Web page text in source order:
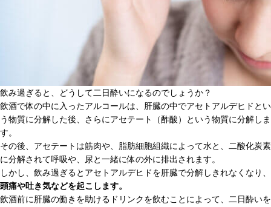
飲み過ぎると、どうして二日酔いになるのでしょうか？
飲酒で体の中に入ったアルコールは、肝臓の中でアセトアルデヒドとい
う物質に分解した後、さらにアセテート（酢酸）という物質に分解しま
す。
その後、アセテートは筋肉や、脂肪細胞組織によって水と、二酸化炭素
に分解されて呼吸や、尿と一緒に体の外に排出されます。
しかし、飲み過ぎるとアセトアルデヒドを肝臓で分解しきれなくなり、
頭痛や吐き気などを起こします。
飲酒前に肝臓の働きを助けるドリンクを飲むことによって、二日酔いを